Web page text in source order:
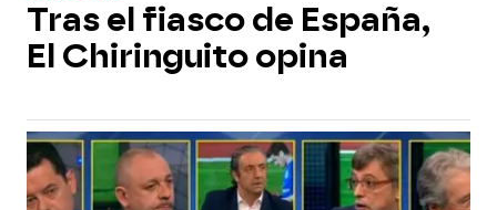
Tras el fiasco de España,
El Chiringuito opina